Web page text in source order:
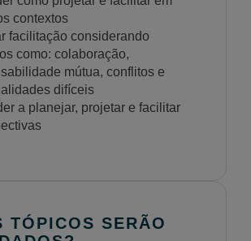
contextos
facilitação considerando
como: colaboração,
mútua, conflitos e
difíceis
a planejar, projetar e facilitar
TÓPICOS SERÃO